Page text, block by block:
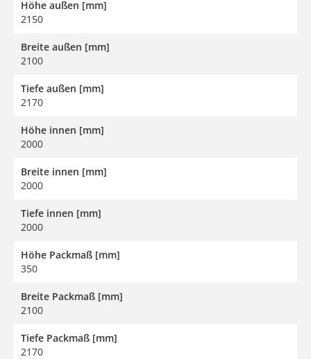
Höhe außen [mm]
2150
Breite außen [mm]
2100
Tiefe außen [mm]
2170
Höhe innen [mm]
2000
Breite innen [mm]
2000
Tiefe innen [mm]
2000
Höhe Packmaß [mm]
350
Breite Packmaß [mm]
2100
Tiefe Packmaß [mm]
2170